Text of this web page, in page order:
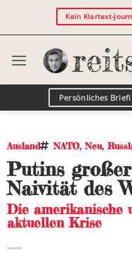
Kein Klartext-
Persönliches
Ausland NATO,Neu,
Putins
Naivität des
Die amerikanische
aktuellen Krise